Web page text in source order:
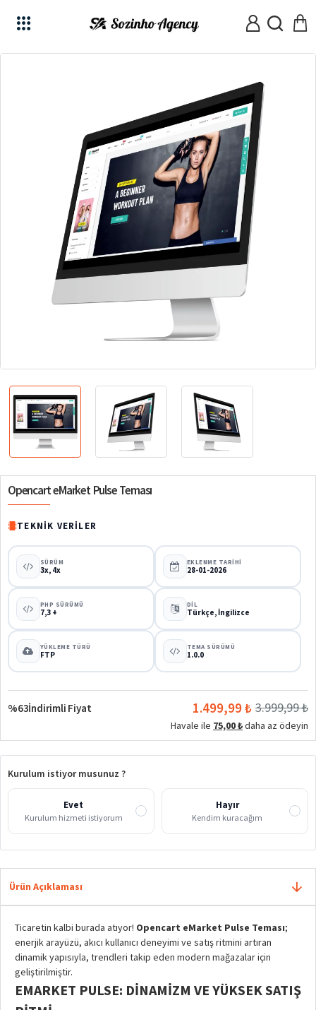
Opencart eMarket Pulse Teması
TEKNIK VERILER
SÜRÜM
3x, 4x
EKLENME TARIHI
28-01-2026
PHP SÜRÜMÜ
7,3 +
DIL
Türkçe, İngilizce
YÜKLEME TÜRÜ
FTP
TEMA SÜRÜMÜ
1.0.0
İndirimli Fiyat
%63 1.499,99 ₺ 3.999,99 ₺
Havale ile 75,00 ₺daha az ödeyin
Kurulum istiyor musunuz ?
Evet
Kurulum hizmeti istiyorum
Hayır
Kendim kuracağım
Ürün Açıklaması
Ticaretin kalbi burada atıyor! Opencart eMarket Pulse Teması;
enerjik arayüzü, akıcı kullanıcı deneyimi ve satış ritmini artıran
dinamik yapısıyla, trendleri takip eden modern mağazalar için
geliştirilmiştir.
EMARKET PULSE: DINAMIZM VE YÜKSEK SATIŞ